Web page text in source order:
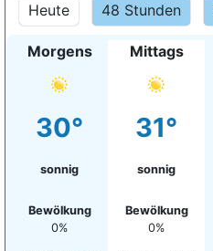
Heute 48 Stunden
Morgens
30°
sonnig
Bewölkung
0%
Mittags
31°
sonnig
Bewölkung
0%